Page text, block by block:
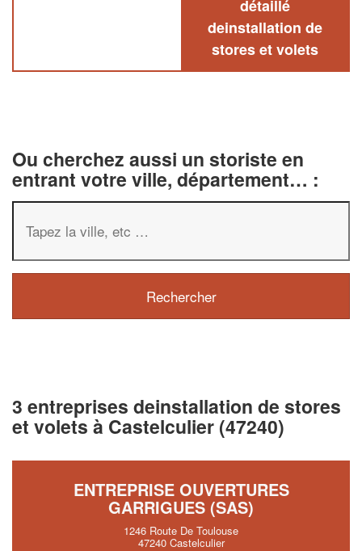
détaillé
deinstallation de
stores et volets
Ou cherchez aussi un storiste en
entrant votre ville, département… :
3 entreprises deinstallation de stores
et volets à Castelculier (47240)
ENTREPRISE OUVERTURES
GARRIGUES (SAS)
1246 Route De Toulouse
47240 Castelculier